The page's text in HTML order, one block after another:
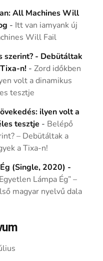
All Machines Will
- Itt van iamyank új
Will Fail
szerint? - Debütáltak
n! -Zord időkben
volt a dinamikus
tesztje
ilyen volt a
tesztje - Belépő
– Debütáltak a
a Tixa-n!
(Single, 2020) -
Lámpa Ég” –
magyar nyelvű dala